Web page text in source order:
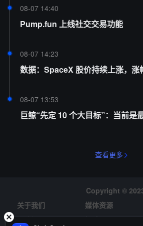
08-07 14:40
Pump.fun 上线社交交易功能
08-07 14:23
数据：SpaceX 股价持续上涨，涨
08-07 13:53
巨鲸“先定 10 个大目标”：当前是
查看更多
Copyright ©
关于我们
媒体资源
风险提示
招聘